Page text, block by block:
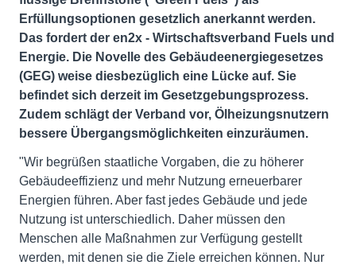
Erfüllungsoptionen gesetzlich anerkannt werden.
Das fordert der en2x - Wirtschaftsverband Fuels und
Energie. Die Novelle des Gebäudeenergiegesetzes
(GEG) weise diesbezüglich eine Lücke auf. Sie
befindet sich derzeit im Gesetzgebungsprozess.
Zudem schlägt der Verband vor, Ölheizungsnutzern
bessere Übergangsmöglichkeiten einzuräumen.
"Wir begrüßen staatliche Vorgaben, die zu höherer
Gebäudeeffizienz und mehr Nutzung erneuerbarer
Energien führen. Aber fast jedes Gebäude und jede
Nutzung ist unterschiedlich. Daher müssen den
Menschen alle Maßnahmen zur Verfügung gestellt
werden, mit denen sie die Ziele erreichen können. Nur